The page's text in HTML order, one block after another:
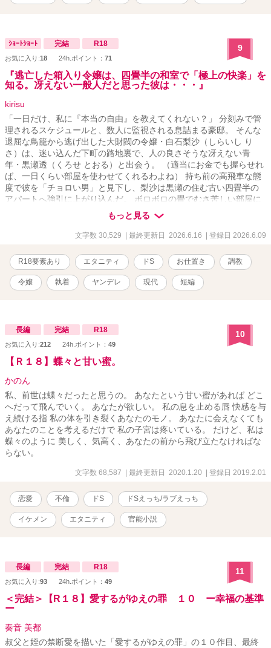
ｼｮｰﾄｼｮｰﾄ 完結 R18
お気に入り:18 24h.ポイント： 71
9
『逃亡した箱入り令嬢は、四畳半の和室で「極上の快楽」を
知る。冴えない一般人だと思った彼は・・・』
kirisu
「一日だけ、私に『本当の自由』を教えてくれない？」 分刻みで管
理されるスケジュールと、数人に監視される息詰まる豪邸。 そんな
退屈な鳥籠から逃げ出した大財閥の令嬢・白石梨沙（しらいし り
さ）は、迷い込んだ下町の路地裏で、人の良さそうな冴えない青
年・黒瀬透（くろせ とおる）と出会う。 （適当にお金でも握らせれ
ば、一日くらい部屋を使わせてくれるわよね） 持ち前の高飛車な態
度で彼を「チョロい男」と見下し、梨沙は黒瀬の住む古い四畳半の
アパートへ強引に上がり込んだ。 ボロボロの畳でむさ苦しい部屋に
顔をしかめつつも、彼が淹れてくれた温かいお茶と、追っ手から逃
げ切れた安心感から、梨沙は令嬢らしからぬ無防備な姿で深い眠り
に落ちてしまう。 ――しかし、彼女は気づいていなかった。 一般人
あることも。 そして、目の前で優しく微笑んでいた青年が、裏社会
のVIPたちがこぞって標的の「躾（しつけ）」を依頼する、伝説のド
S調教師であったことも。 「……こんなのが、自分から檻の中に入
ってくるなんてね」 数時間後。梨沙が目を覚ました時、部屋の空気
着があわらになる。 「君が欲しがっていた『本当の自由』を、この
部屋でたっぷりと教えてあげる」 逃げ場のない四畳半の密室。ザラ
つく麻縄と大黒柱。 これは、たった一日の自由を求めた高慢な令嬢
が、絶対的な支配者の手によって心も体もトロトロに作り変えられ
もっと見る
文字数 30,529 | 最終更新日 2026.6.16 | 登録日 2026.6.09
R18要素あり エタニティ ドS お仕置き 調教
令嬢 執着 ヤンデレ 現代 短編
長編 完結 R18
お気に入り:212 24h.ポイント： 49
10
【Ｒ１８】蝶々と甘い蜜。
かのん
私、前世は蝶々だったと思うの。 あなたという甘い蜜があれば どこ
へだって飛んでいく。 あなたが欲しい。 私の息を止める唇 快感を与
え続ける指 私の体を引き裂くあなたのモノ。 あなたに会えなくても
あなたのことを考えるだけで 私の子宮は疼いている。 だけど、私は
蝶々のように 美しく、気高く、あなたの前から飛び立たなければな
らない。
文字数 68,587 | 最終更新日 2020.1.20 | 登録日 2019.2.01
恋愛 不倫 ドS ドSえっち/ラブえっち
イケメン エタニティ 官能小説
長編 完結 R18
お気に入り:93 24h.ポイント： 49
11
＜完結＞【R１８】愛するがゆえの罪 １０ ー幸福の基準
ー
奏音 美都
叔父と姪の禁断愛を描いた「愛するがゆえの罪」の１０作目、最終